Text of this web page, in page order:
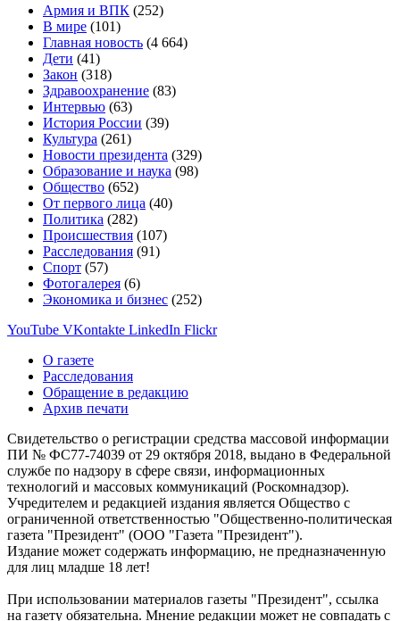
Армия и ВПК (252)
В мире (101)
Главная новость (4 664)
Дети (41)
Закон (318)
Здравоохранение (83)
Интервью (63)
История России (39)
Культура (261)
Новости президента (329)
Образование и наука (98)
Общество (652)
От первого лица (40)
Политика (282)
Происшествия (107)
Расследования (91)
Спорт (57)
Фотогалерея (6)
Экономика и бизнес (252)
YouTube VKontakte LinkedIn Flickr
О газете
Расследования
Обращение в редакцию
Архив печати
Свидетельство о регистрации средства массовой информации
ПИ № ФС77-74039 от 29 октября 2018, выдано в Федеральной
службе по надзору в сфере связи, информационных
технологий и массовых коммуникаций (Роскомнадзор).
Учредителем и редакцией издания является Общество с
ограниченной ответственностью "Общественно-политическая
газета "Президент" (ООО "Газета "Президент").
Издание может содержать информацию, не предназначенную
для лиц младше 18 лет!
При использовании материалов газеты "Президент", ссылка
на газету обязательна. Мнение редакции может не совпадать с